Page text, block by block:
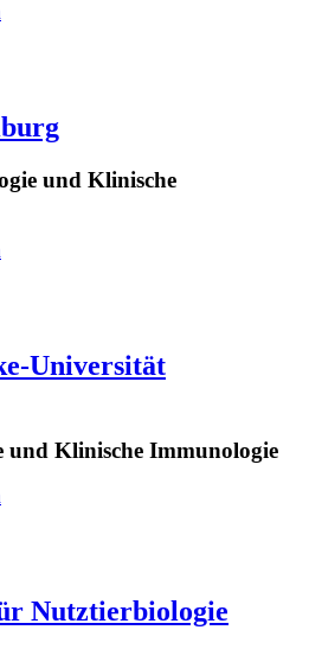
und Klinische
Universität
Klinische Immunologie
Nutztierbiologie